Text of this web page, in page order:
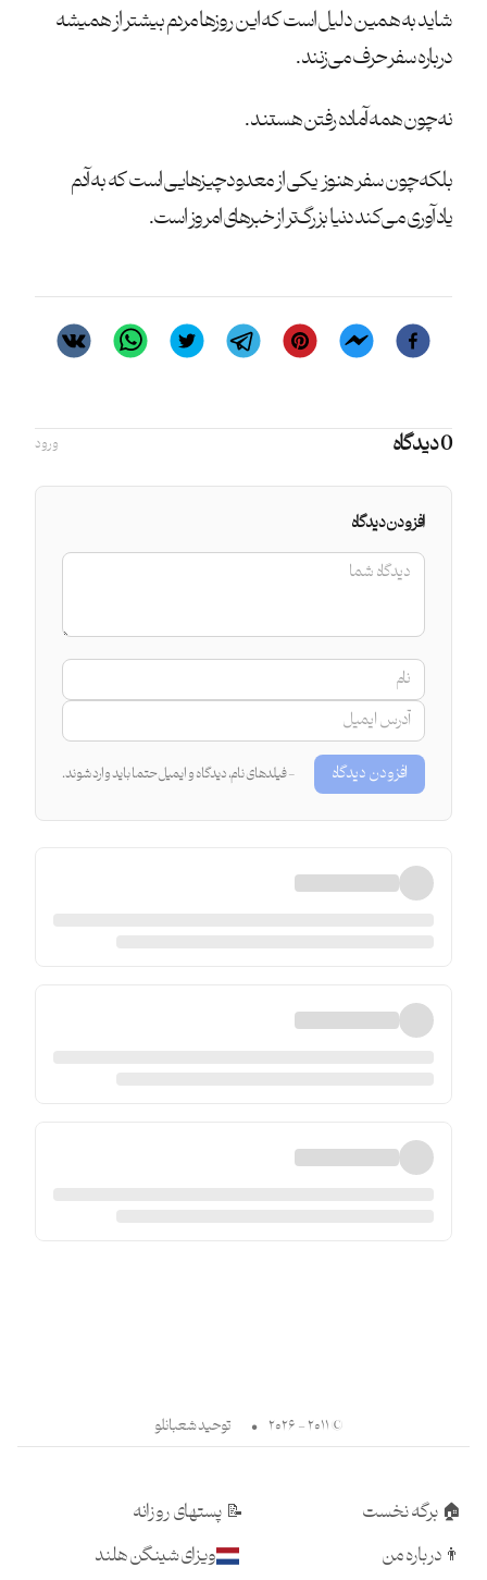
شاید به همین دلیل است که این روزها مردم بیشتر از همیشه
درباره سفر حرف می‌زنند.
نه چون همه آماده رفتن هستند.
بلکه چون سفر هنوز یکی از معدود چیزهایی است که به آدم
یادآوری می‌کند دنیا بزرگ‌تر از خبرهای امروز است.
0 دیدگاه ورود
افزودن دیدگاه
افزودن دیدگاه - فیلدهای نام، دیدگاه و ایمیل حتما باید وارد شوند.
© ۲۰۱۱ - ۲۰۲۶ • توحید شعبانلو
🏠 برگه نخست
👨 درباره من
📝 پستهای روزانه
ویزای شینگن هلند